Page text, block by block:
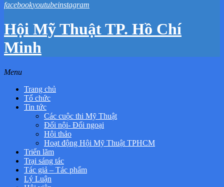
facebookyoutubeinstagram
Hội Mỹ Thuật TP. Hồ Chí
Minh
Menu
Trang chủ
Tổ chức
Tin tức
Các cuộc thi Mỹ Thuật
Đối nội- Đối ngoại
Hội thảo
Hoạt động Hội Mỹ Thuật TPHCM
Triển lãm
Trại sáng tác
Tác giả – Tác phẩm
Lý Luận